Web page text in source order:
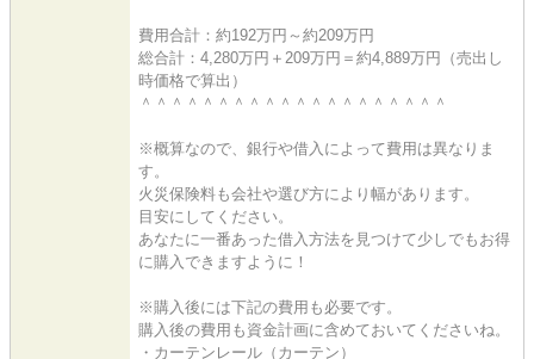
費用合計：約192万円～約209万円
総合計：4,280万円＋209万円＝約4,889万円（売出し
時価格で算出）
＾＾＾＾＾＾＾＾＾＾＾＾＾＾＾＾＾＾＾＾
※概算なので、銀行や借入によって費用は異なりま
す。
火災保険料も会社や選び方により幅があります。
目安にしてください。
あなたに一番あった借入方法を見つけて少しでもお得
に購入できますように！
※購入後には下記の費用も必要です。
購入後の費用も資金計画に含めておいてくださいね。
・カーテンレール（カーテン）